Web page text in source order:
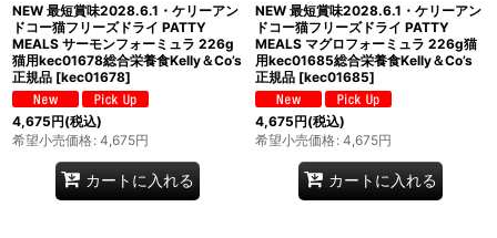
NEW 最短賞味2028.6.1・ケリーアン
ドコー猫フリーズドライ PATTY
MEALS サーモンフォーミュラ 226g
猫用kec01678総合栄養食Kelly＆Co’s
正規品 [kec01678]
4,675円(税込)
希望小売価格: 4,675円
カートに入れる
NEW 最短賞味2028.6.1・ケリーアン
ドコー猫フリーズドライ PATTY
MEALS マグロフォーミュラ 226g猫
用kec01685総合栄養食Kelly＆Co’s
正規品 [kec01685]
4,675円(税込)
希望小売価格: 4,675円
カートに入れる